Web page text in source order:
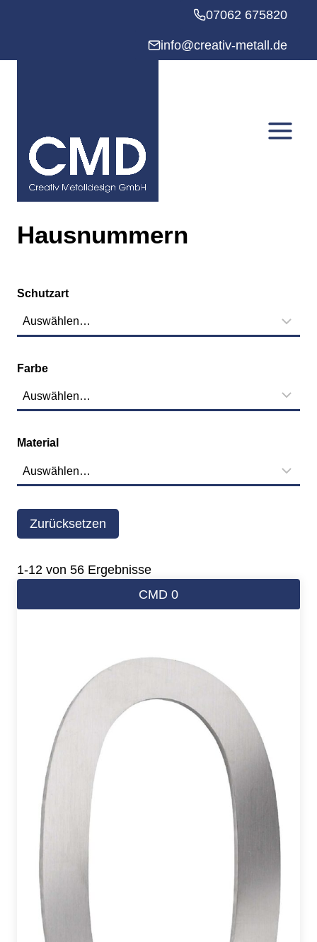
07062 675820
info@creativ-metall.de
Hausnummern
Schutzart
Farbe
Material
Zurücksetzen
1-12 von 56 Ergebnisse
CMD 0